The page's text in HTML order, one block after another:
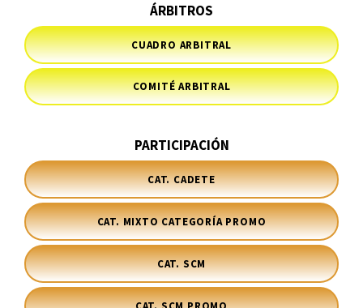
ÁRBITROS
CUADRO ARBITRAL
COMITÉ ARBITRAL
PARTICIPACIÓN
CAT. CADETE
CAT. MIXTO CATEGORÍA PROMO
CAT. SCM